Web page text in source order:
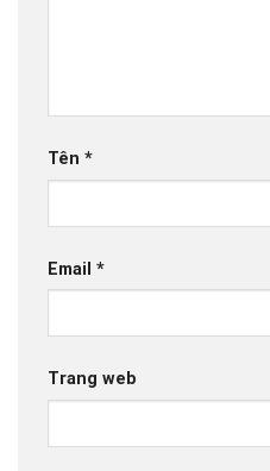
Tên *
Email *
Trang web